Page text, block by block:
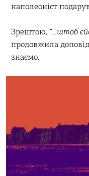
наполеоніст
Зрештою, “…штоб
продовжила
знаємо.